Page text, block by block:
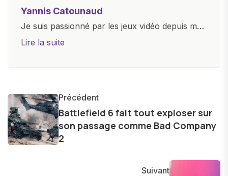
Yannis Catounaud
Je suis passionné par les jeux vidéo depuis mon
plus jeune âge. Mon amour pour l'univers
et bien d'autres gadgets technologiques. Armé
d'une curiosité insatiable, j'aime dévoiler les
dernières tendances et innovations, partageant
avec enthousiasme mes découvertes avec la
l'exploration constante des frontières de la
Lire la suite
Précédent
Battlefield 6 fait tout exploser sur
son passage comme Bad Company
2
Suivant